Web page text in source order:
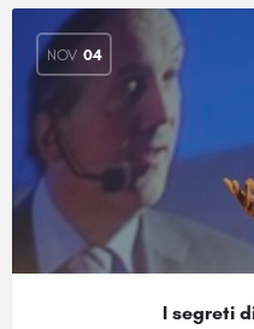
NOV 04
I segreti